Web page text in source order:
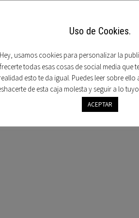
Uso de Cookies.
Hey, usamos cookies para personalizar la
todas esas cosas de social media que
esto te da igual. Puedes leer sobre
de esta caja molesta y seguir a lo
ACEPTAR